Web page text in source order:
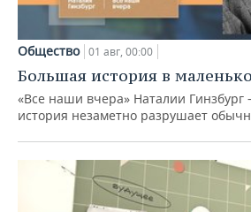
Общество 01 авг, 00:00
Большая история в
«Все наши вчера» Наталии Гинзбург
история незаметно разрушает